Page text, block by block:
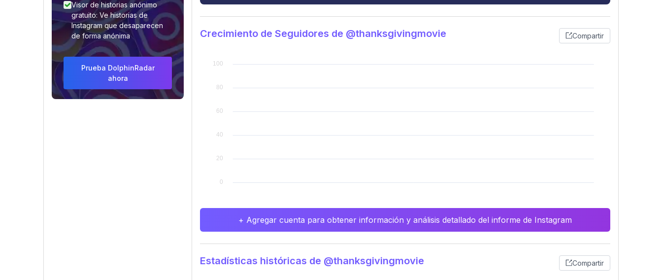
Visor de historias anónimo
gratuito: Ve historias de
Instagram que desaparecen
de forma anónima
Prueba DolphinRadar
ahora
Crecimiento de Seguidores de @thanksgivingmovie Compartir
+ Agregar cuenta para obtener información y análisis detallado del informe de Instagram
Estadísticas históricas de @thanksgivingmovie Compartir